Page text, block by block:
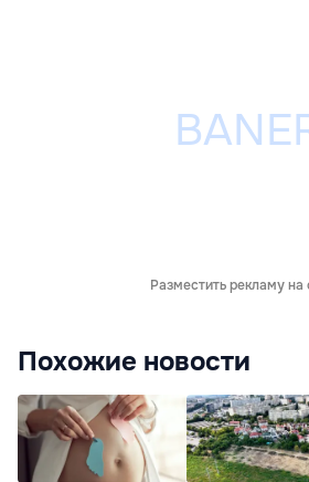
Разместить рекламу на
Похожие новости